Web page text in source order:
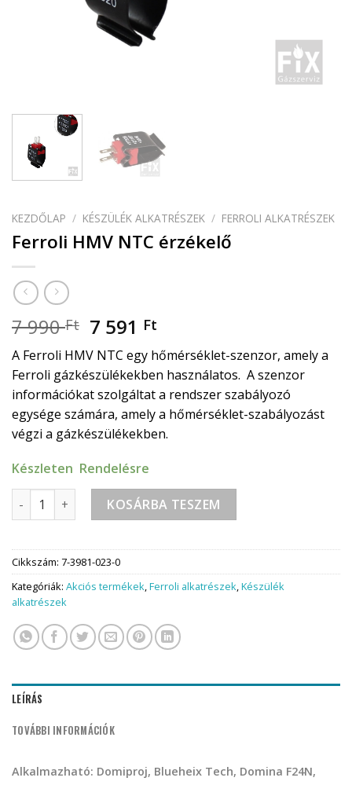
KEZDŐLAP / KÉSZÜLÉK ALKATRÉSZEK / FERROLI ALKATRÉSZEK
Ferroli HMV NTC érzékelő
7 990Ft 7 591 Ft
A Ferroli HMV NTC egy hőmérséklet-szenzor, amely a
Ferroli gázkészülékekben használatos. A szenzor
információkat szolgáltat a rendszer szabályozó
egysége számára, amely a hőmérséklet-szabályozást
végzi a gázkészülékekben.
Készleten Rendelésre
Ferroli HMV NTC érzékelő mennyiség
KOSÁRBA TESZEM
Cikkszám: 7-3981-023-0
Kategóriák: Akciós termékek,Ferroli alkatrészek,Készülék
alkatrészek
LEÍRÁS
TOVÁBBI INFORMÁCIÓK
Alkalmazható: Domiproj, Blueheix Tech, Domina F24N,